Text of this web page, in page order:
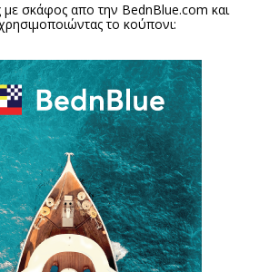
με σκάφος απο την BednBlue.com και
το κούπονι: